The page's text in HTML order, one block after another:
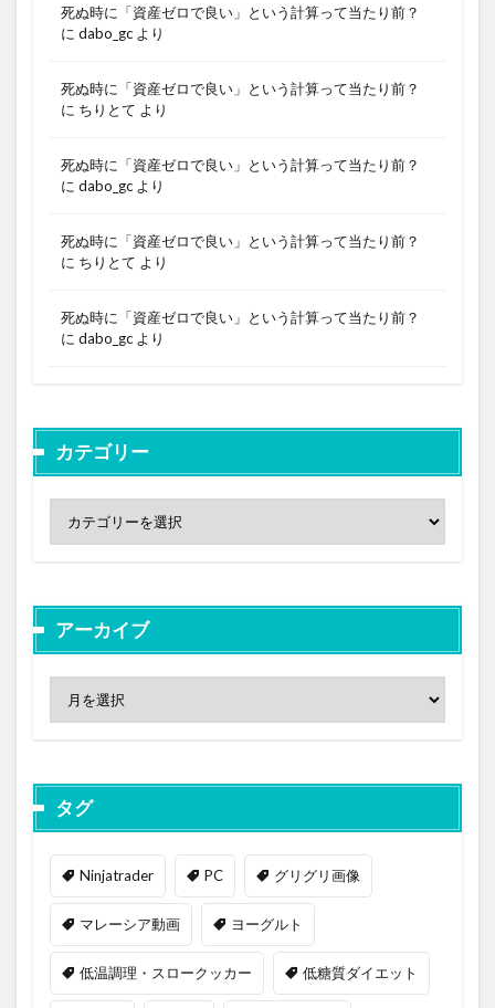
死ぬ時に「資産ゼロで良い」という計算って当たり前？
に dabo_gc より
死ぬ時に「資産ゼロで良い」という計算って当たり前？
に ちりとて より
死ぬ時に「資産ゼロで良い」という計算って当たり前？
に dabo_gc より
死ぬ時に「資産ゼロで良い」という計算って当たり前？
に ちりとて より
死ぬ時に「資産ゼロで良い」という計算って当たり前？
に dabo_gc より
カテゴリー
アーカイブ
タグ
Ninjatrader PC グリグリ画像
マレーシア動画 ヨーグルト
低温調理・スロークッカー 低糖質ダイエット